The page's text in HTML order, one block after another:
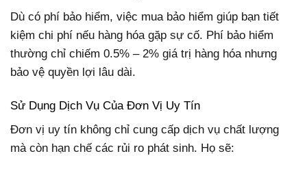
Dù có phí bảo hiểm, việc mua bảo hiểm giúp bạn tiết
kiệm chi phí nếu hàng hóa gặp sự cố. Phí bảo hiểm
thường chỉ chiếm 0.5% – 2% giá trị hàng hóa nhưng
bảo vệ quyền lợi lâu dài.
Sử Dụng Dịch Vụ Của Đơn Vị Uy Tín
Đơn vị uy tín không chỉ cung cấp dịch vụ chất lượng
mà còn hạn chế các rủi ro phát sinh. Họ sẽ: